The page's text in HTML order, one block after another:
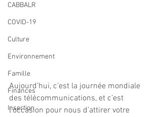
CABBALR
COVID-19
Culture
Environnement
Famille
Finances
Insertion
Aujourd’hui, c’est la journée mondiale
des télécommunications, et c’est
l’occasion pour nous d’attirer votre